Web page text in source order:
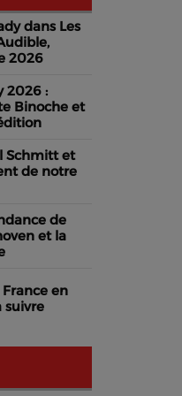
dans Les
2026
2026 :
Binoche et
Schmitt et
de notre
de
et la
France en
suivre